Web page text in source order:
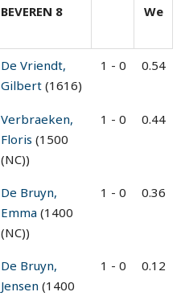
BEVEREN 8
We
De Vriendt,
Gilbert (1616)
1 - 0 0.54
Verbraeken,
Floris (1500
(NC))
1 - 0 0.44
De Bruyn,
Emma (1400
(NC))
1 - 0 0.36
De Bruyn,
Jensen (1400
1 - 0 0.12